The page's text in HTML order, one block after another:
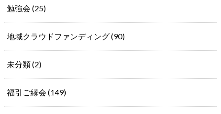
勉強会 (25)
地域クラウドファンディング(90)
未分類(2)
福引ご縁会 (149)